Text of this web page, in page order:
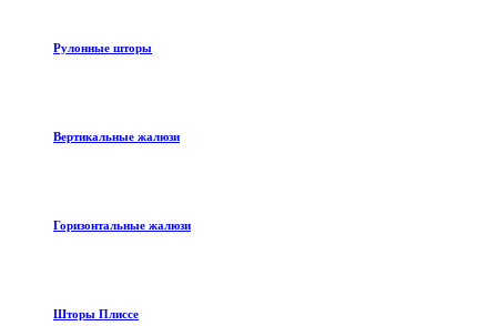
Рулонные шторы
Вертикальные жалюзи
Горизонтальные жалюзи
Шторы Плиссе